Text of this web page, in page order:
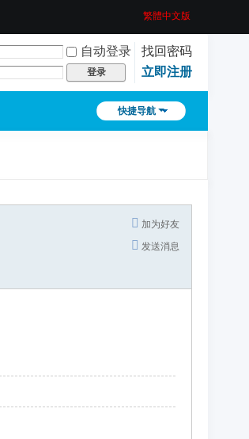
繁體中文版
自动登录
找回密码
登录 立即注册
快捷导航
加为好友
发送消息